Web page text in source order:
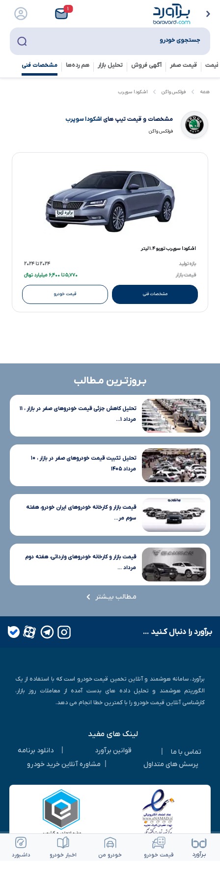
۱
جستجوی خودرو
قیمت صفر آگهی فروش تحلیل بازار هم رده‌ها‌ مشخصات فنی
همه فولکس واگن اشکودا سوپرب
مشخصات و قیمت تیپ هایاشکودا سوپرب
فولکس واگن
اشکودا سوپرب توربو ۱.۴ لیتر
بازه تولید
۲۰۲۴ تا ۲۰۲۴
قیمت بازار
۵,۷۷۰ تا ۶,۴۰۰ میلیارد تومانءءء
مشخصات فنی قیمت خودرو
بـروزتـرین مـطالب
تحلیل کاهش جزئی قیمت خودروهای صفر در بازار ، ۱۱
مرداد ۱...
تحلیل تثبیت قیمت خودروهای صفر در بازار ، ۱۰
مرداد ۱۴۰۵
قیمت بازار و کارخانه خودروهای ایران خودرو، هفته
سوم مر...
قیمت بازار و کارخانه خودروهای وارداتی، هفته دوم
مرداد ...
مـطالب بیـشتر
بـرآورد را دنبال کـنید ...
برآورد، سامانه هوشمند و آنلاین تخمین قیمت خودرو است که با استفاده از یک
الگوریتم هوشمند و تحلیل داده های بدست آمده از معاملات روز بازار،
کارشناسی آنلاین قیمت خودرو را با کمترین خطا انجام می دهد.
لینک های مفید
تماس با ما قوانین برآورد
دانلود برنامه
پرسش های متداول
مشاوره آنلاین خرید خودرو
بـرآورد قیمت خـودرو خـودرو من اخـبار خـودرو داشـبورد